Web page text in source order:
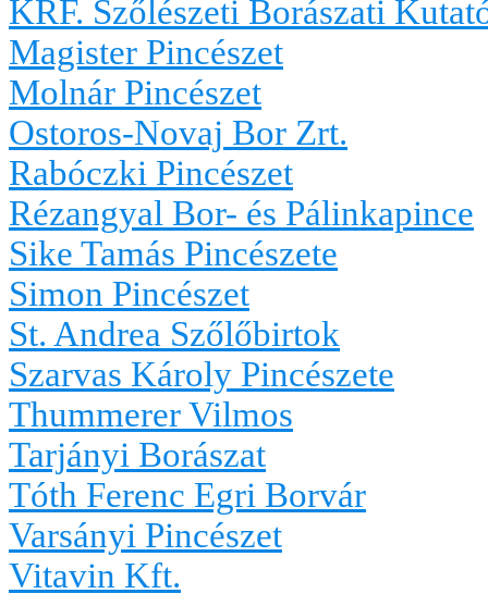
KRF. Szőlészeti Borászati
Magister Pincészet
Molnár Pincészet
Ostoros-Novaj Bor Zrt.
Rabóczki Pincészet
Rézangyal Bor- és Pálinkapince
Sike Tamás Pincészete
Simon Pincészet
St. Andrea Szőlőbirtok
Szarvas Károly Pincészete
Thummerer Vilmos
Tarjányi Borászat
Tóth Ferenc Egri Borvár
Varsányi Pincészet
Vitavin Kft.